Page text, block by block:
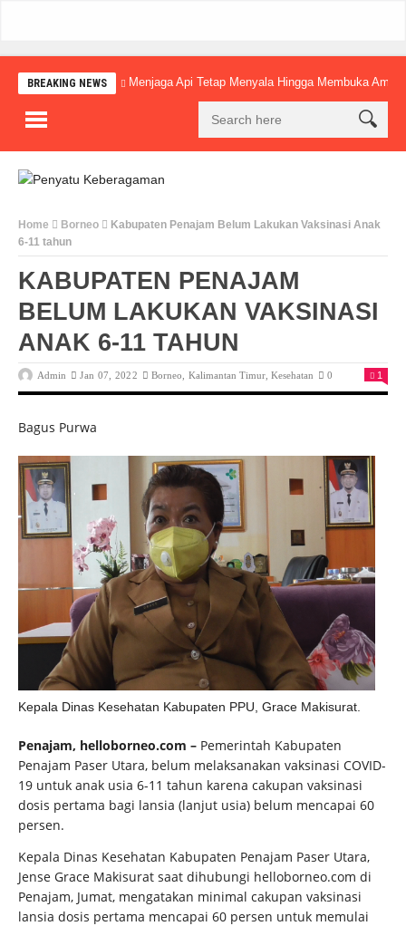
BREAKING NEWS Menjaga Api Tetap Menyala Hingga Membuka
Home Borneo
Kabupaten Penajam Belum Lakukan Vaksinasi Anak
6-11 tahun
KABUPATEN PENAJAM
BELUM LAKUKAN VAKSINASI
ANAK 6-11 TAHUN
Admin Jan 07, 2022 Borneo Kalimantan Timur,Kesehatan 0 1
Bagus Purwa
Kepala Dinas Kesehatan Kabupaten PPU, Grace Makisurat.
Penajam, helloborneo.com – Pemerintah Kabupaten
Penajam Paser Utara, belum melaksanakan vaksinasi COVID-
19 untuk anak usia 6-11 tahun karena cakupan vaksinasi
dosis pertama bagi lansia (lanjut usia) belum mencapai 60
persen.
Kepala Dinas Kesehatan Kabupaten Penajam Paser Utara,
Jense Grace Makisurat saat dihubungi helloborneo.com di
Penajam, Jumat, mengatakan minimal cakupan vaksinasi
lansia dosis pertama mencapai 60 persen untuk memulai